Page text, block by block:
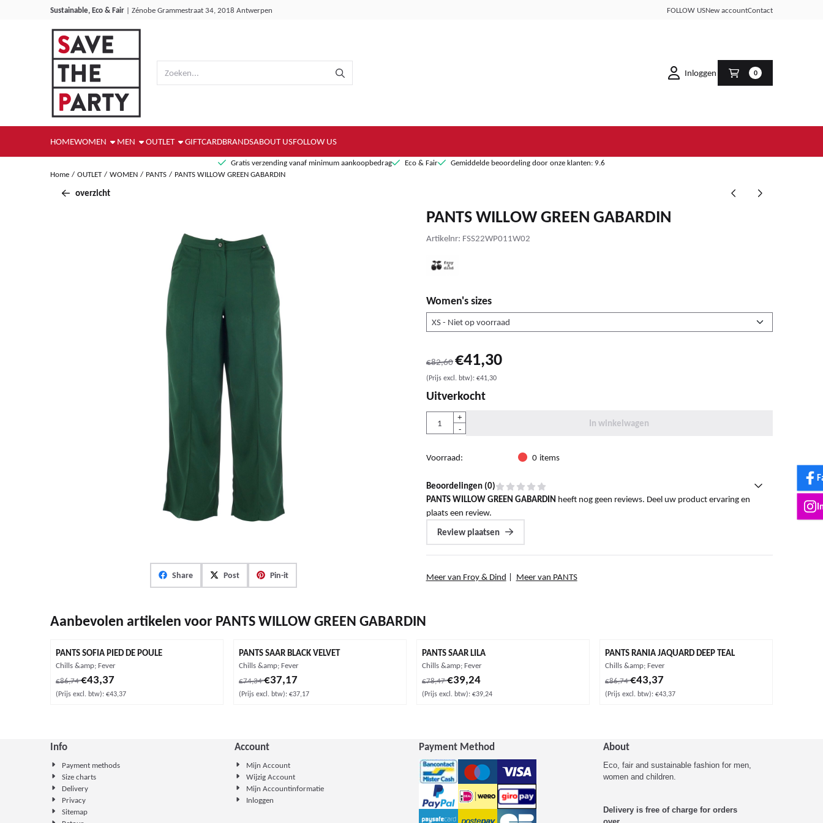
Cookievoorkeuren zijn momenteel gesloten.
Sustainable, Eco & Fair | Zénobe Grammestraat 34, 2018 Antwerpen FOLLOW USNew accountContact
Inloggen 0
HOMEWOMEN MEN OUTLET GIFTCARDBRANDSABOUT USFOLLOW US
Gratis verzending vanaf minimum aankoopbedrag Eco & Fair
Gemiddelde beoordeling door onze klanten: 9.6
Home / OUTLET / WOMEN / PANTS / PANTS WILLOW GREEN GABARDIN
overzicht
Share Post Pin-it
PANTS WILLOW GREEN GABARDIN
Artikelnr: FSS22WP011W02
Women's sizes
€82,60€41,30
(Prijs excl. btw): €41,30
Uitverkocht
+
-
In winkelwagen
Voorraad: 0 items
Beoordelingen (0)
PANTS WILLOW GREEN GABARDIN heeft nog geen reviews. Deel uw product ervaring en
plaats een review.
Review plaatsen
Meer van Froy & Dind | Meer van PANTS
Aanbevolen artikelen voor PANTS WILLOW GREEN GABARDIN
PANTS SOFIA PIED DE POULE
Merk:
Chills &amp; Fever
Van 86,74 voor 43,37, exclusief btw: 43,37
€86,74€43,37
(Prijs excl. btw): €43,37
PANTS SAAR BLACK VELVET
Merk:
Chills &amp; Fever
Van 74,34 voor 37,17, exclusief btw: 37,17
€74,34€37,17
(Prijs excl. btw): €37,17
PANTS SAAR LILA
Merk:
Chills &amp; Fever
Van 78,47 voor 39,24, exclusief btw: 39,24
€78,47€39,24
(Prijs excl. btw): €39,24
PANTS RANIA JAQUARD DEEP TEAL
Merk:
Chills &amp; Fever
Van 86,74 voor 43,37, exclusief btw: 43,37
€86,74€43,37
(Prijs excl. btw): €43,37
Info
Payment methods
Size charts
Delivery
Privacy
Sitemap
Account
Mijn Account
Wijzig Account
Mijn Accountinformatie
Inloggen
Payment Method About
Eco, fair and sustainable fashion for men,
women and children.
Delivery is free of charge for orders